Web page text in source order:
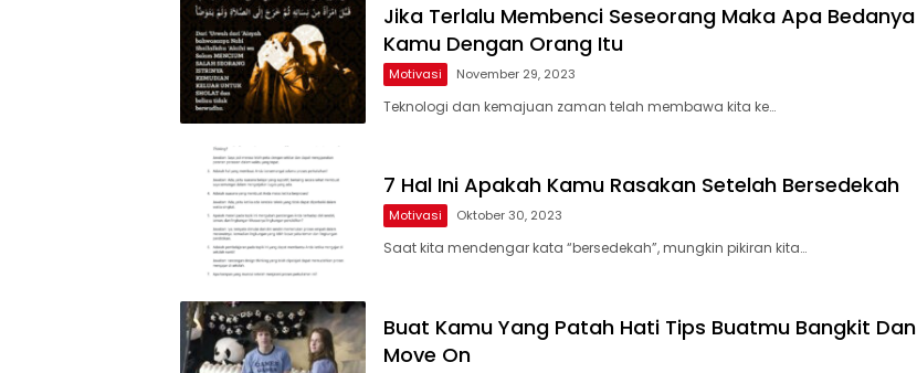
Jika Terlalu Membenci Seseorang Maka Apa Bedanya
Kamu Dengan Orang Itu
Motivasi November 29, 2023
Teknologi dan kemajuan zaman telah membawa kita ke…
7 Hal Ini Apakah Kamu Rasakan Setelah Bersedekah
Motivasi Oktober 30, 2023
Saat kita mendengar kata “bersedekah”, mungkin pikiran kita…
Buat Kamu Yang Patah Hati Tips Buatmu Bangkit Dan
Move On